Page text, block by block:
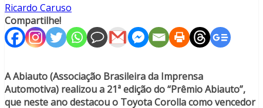
Ricardo Caruso
Compartilhe!
A Abiauto (Associação Brasileira da Imprensa
Automotiva) realizou a 21ª edição do “Prêmio Abiauto”,
que neste ano destacou o Toyota Corolla como vencedor